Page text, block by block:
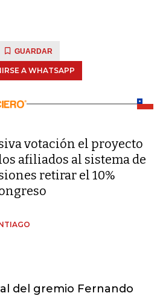
GUARDAR
A WHATSAPP
votación el proyecto
afiliados al sistema de
retirar el 10%
del gremio Fernando